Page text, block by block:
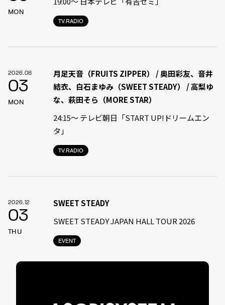
MON
TV.RADIO
2026.08
03
MON
TV.RADIO
月足天音（FRUITS ZIPPER） / 奥田彩友、音井
結衣、白石まゆみ（SWEET STEADY） / 高梨ゆ
な、萩田そら（MORE STAR）
24:15〜 テレビ朝日「START UP!ドリームエン
タ」
2026.12
03
THU
EVENT
SWEET STEADY
SWEET STEADY JAPAN HALL TOUR 2026